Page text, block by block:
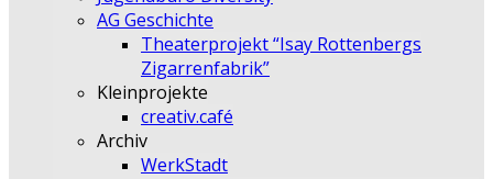
AG Geschichte
Theaterprojekt “Isay Rottenbergs
Zigarrenfabrik”
Kleinprojekte
creativ.café
Archiv
WerkStadt